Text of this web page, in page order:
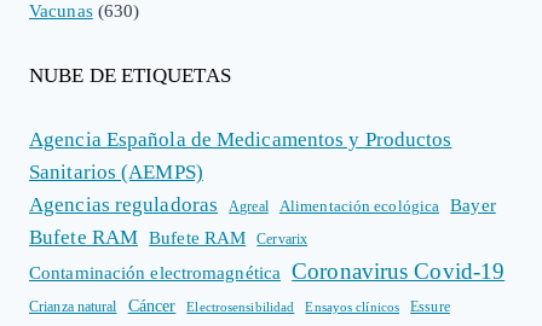
Vacunas(630)
NUBE DE ETIQUETAS
Agencia Española de Medicamentos y Productos
Sanitarios (AEMPS)
Agencias reguladoras
Agreal Alimentación ecológica Bayer
Bufete RAM Bufete RAM Cervarix
Contaminación electromagnética Coronavirus Covid-19
Crianza natural Cáncer Electrosensibilidad Ensayos clínicos Essure